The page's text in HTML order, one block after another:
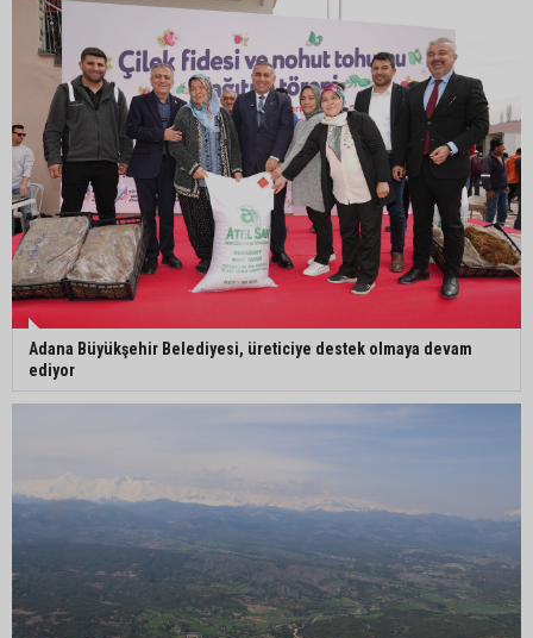
Beşiktaş dosyasında iki tahliye: Özcan Zenger ve
Utku Caner Çaykara serbest bırakıldı
Vali Mustafa Yavuz: “Adana’da huzur ve güven
ortamını daha da güçlendirmek için çalışıyoruz”
Adana Büyükşehir Belediyesi, üreticiye destek olmaya devam
ediyor